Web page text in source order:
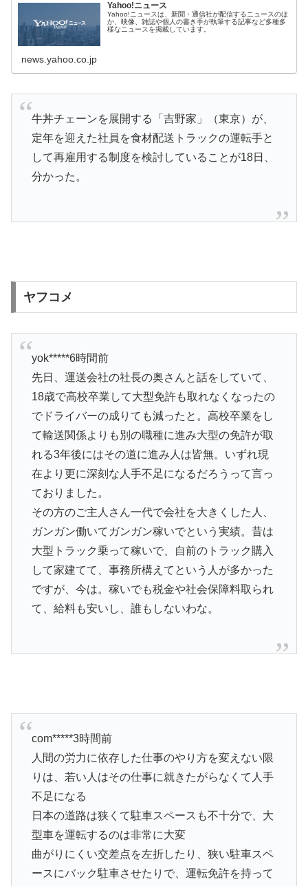
Yahoo!ニュース
Yahoo!ニュースは、新聞・通信社が配信するニュースのほ
か、映像、雑誌や個人の書き手が執筆する記事など多種多
様なニュースを掲載しています。
news.yahoo.co.jp
牛丼チェーンを展開する「吉野家」（東京）が、
定年を迎えた社員を食材配送トラックの運転手と
して再雇用する制度を検討していることが18日、
分かった。
ヤフコメ
yok*****6時間前
先日、運送会社の社長の奥さんと話をしていて、
18歳で高校卒業して大型免許も取れなくなったの
でドライバーの成りても減ったと。高校卒業をし
て輸送関係よりも別の職種に進み大型の免許が取
れる3年後にはその道に進み人は皆無。いずれ現
在より更に深刻な人手不足になるだろうって言っ
ておりました。
その方のご主人さん一代で会社を大きくした人、
ガンガン働いてガンガン稼いでという実績。昔は
大型トラック乗って稼いで、自前のトラック購入
して家建てて、事務所構えてという人が多かった
ですが、今は。稼いでも税金や社会保障料取られ
て、給料も安いし、誰もしないわな。
com*****3時間前
人間の労力に依存した仕事のやり方を変えない限
りは、若い人はその仕事に就きたがらなくて人手
不足になる
日本の道路は狭くて駐車スペースも不十分で、大
型車を運転するのは非常に大変
曲がりにくい交差点を左折したり、狭い駐車スペ
ースにバック駐車させたりで、運転免許を持って